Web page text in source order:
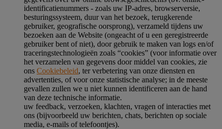
identificatienummers - zoals uw IP-adres, browserversie,
besturingssysteem, duur van het bezoek, terugkerende
gebruiker, geografische oorsprong), verzameld tijdens uw
bezoeken aan de Website (ongeacht of u een geregistreerde
gebruiker bent of niet), door gebruik te maken van logs en/of
traceringstechnologieën zoals “cookies” (voor informatie over
het verzamelen van gegevens door middel van cookies, zie
ons Cookiebeleid, ter verbetering van onze diensten en
advertenties, of voor onze statistische analyse; in de meeste
gevallen zullen we u niet kunnen identificeren aan de hand
van deze technische informatie.
uw feedback, verzoeken, klachten, vragen of interacties met
ons (bijvoorbeeld uw berichten, chats, berichten op sociale
media, e-mails of telefoontjes).